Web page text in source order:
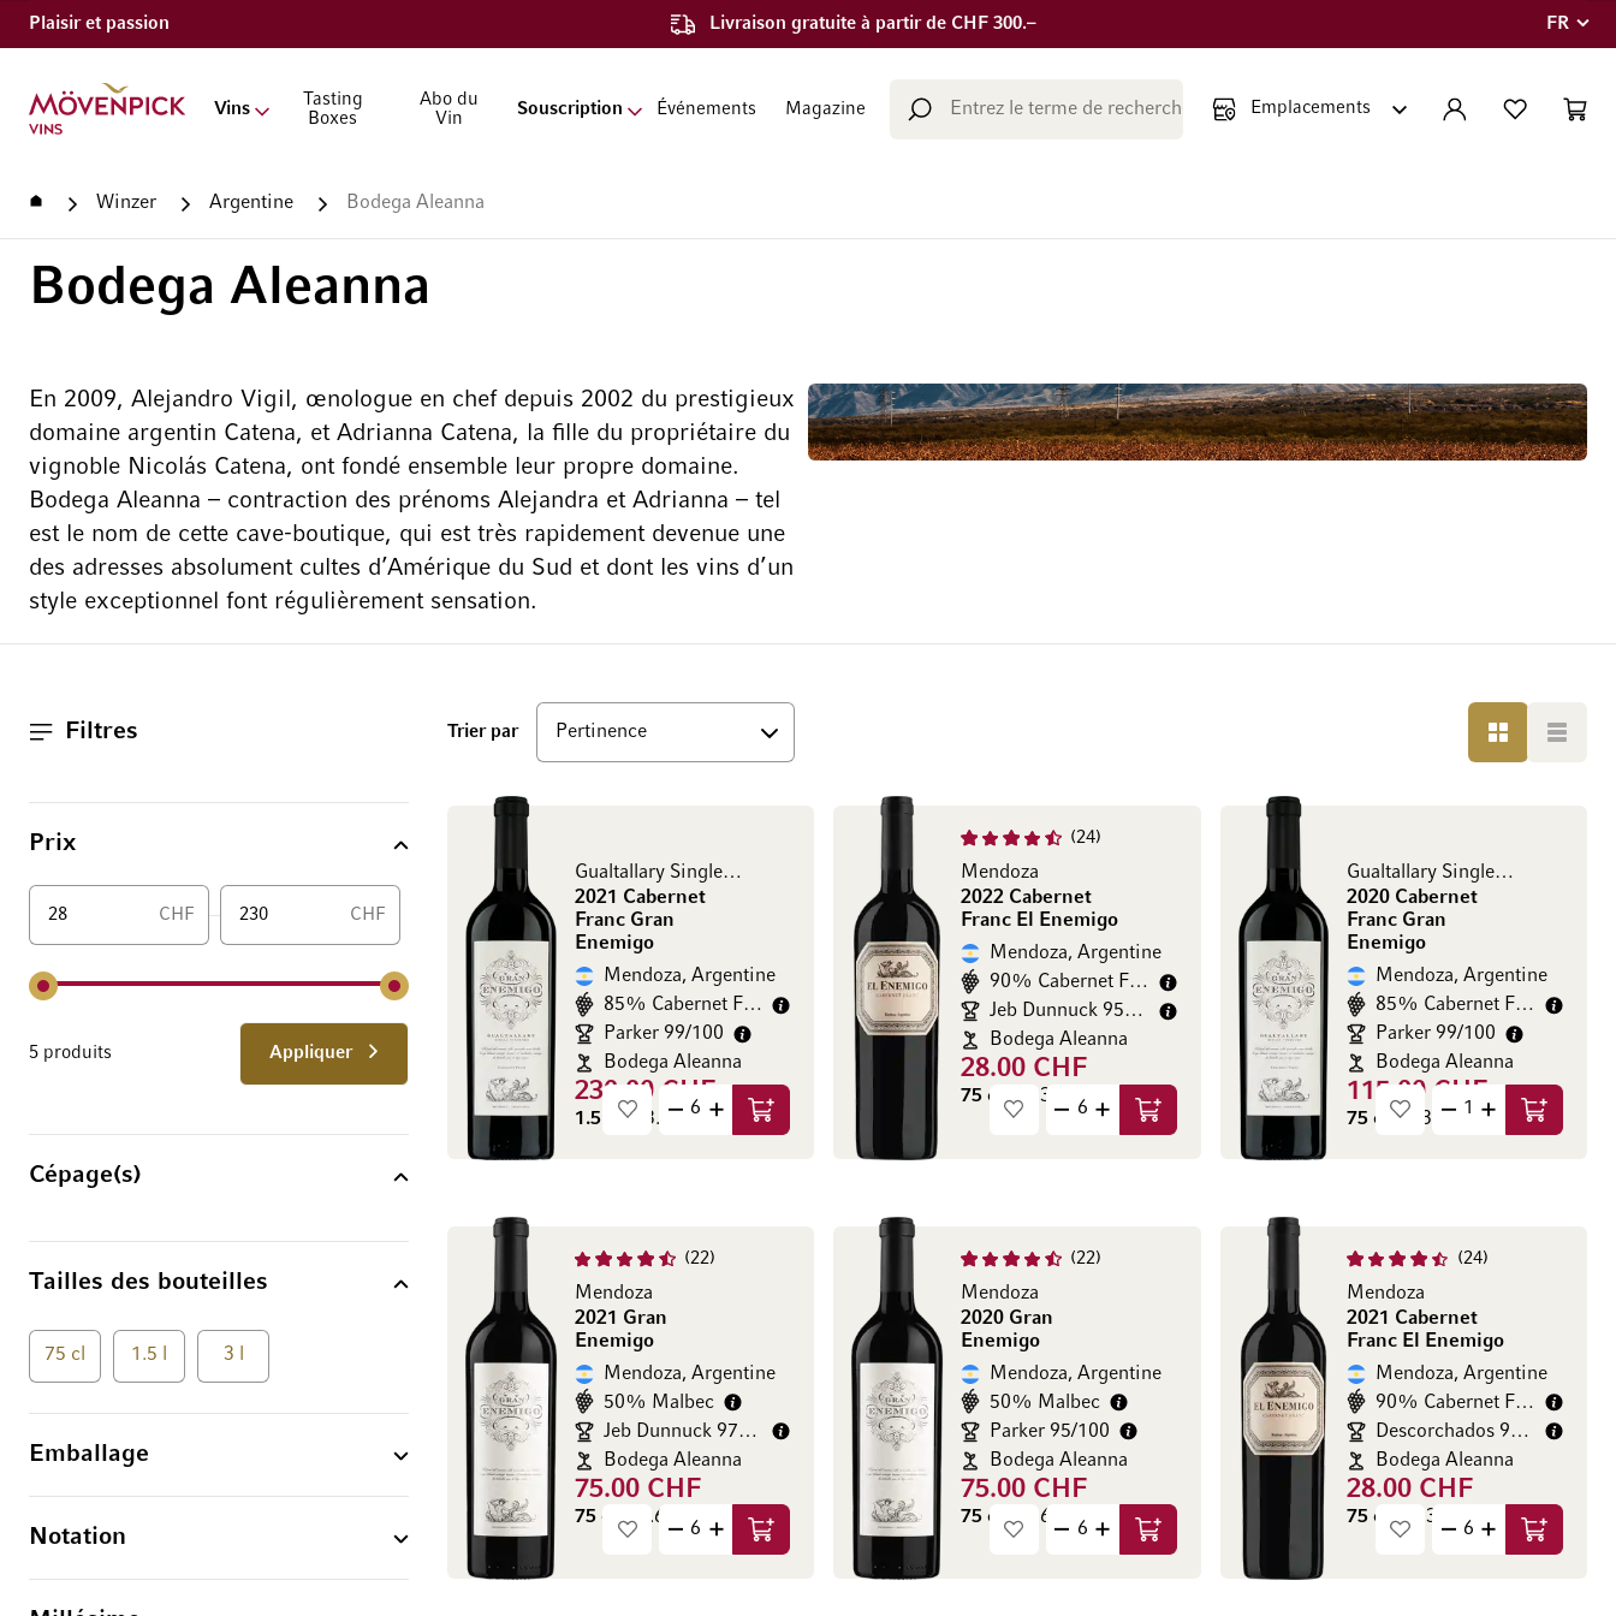
Plaisir et passion Livraison gratuite à partir de CHF 300.–
Langue
FR
Aller à la page d'accueil
Vins
Tasting
Boxes
Abo du
Vin
Souscription Événements Magazine
Chercher COMPTE LISTE
PANIER
Accueil Winzer Argentine Bodega Aleanna
Bodega Aleanna
En 2009, Alejandro Vigil, œnologue en chef depuis 2002 du prestigieux
domaine argentin Catena, et Adrianna Catena, la fille du propriétaire du
vignoble Nicolás Catena, ont fondé ensemble leur propre domaine.
Bodega Aleanna – contraction des prénoms Alejandra et Adrianna – tel
est le nom de cette cave-boutique, qui est très rapidement devenue une
des adresses absolument cultes d’Amérique du Sud et dont les vins d’un
style exceptionnel font régulièrement sensation.
Filtres
Prix
De
CHF CHF
5 produits Appliquer
Cépage(s)
Tailles des bouteilles
75 cl 1.5 l 3 l
Emballage
Notation
Trier parhaut GRILLE LISTE
Gualtallary Single Vineyard - Mendoza
2021 Cabernet
Franc Gran
Enemigo
Mendoza, Argentine
85% Cabernet Franc
Parker 99/100
Bodega Aleanna
230.00 CHF
1.5 l (153.33 CHF / l) Ajouter au panier
24
Mendoza
2022 Cabernet
Franc El Enemigo
Mendoza, Argentine
90% Cabernet Franc
Jeb Dunnuck 95/100
Bodega Aleanna
28.00 CHF
75 cl (37.33 CHF / l)
Ajouter au panier
Gualtallary Single Vineyard - Mendoza
2020 Cabernet
Franc Gran
Enemigo
Mendoza, Argentine
85% Cabernet Franc
Parker 99/100
Bodega Aleanna
115.00 CHF
75 cl (153.33 CHF / l) Ajouter
22
Mendoza
2021 Gran
Enemigo
Mendoza, Argentine
50% Malbec
Jeb Dunnuck 97/100
Bodega Aleanna
75.00 CHF
75 cl (78.67 CHF / l)
Ajouter au panier
22
Mendoza
2020 Gran
Enemigo
Mendoza, Argentine
50% Malbec
Parker 95/100
Bodega Aleanna
75.00 CHF
75 cl (78.67 CHF / l)
Ajouter au panier
24
Mendoza
2021 Cabernet
Franc El Enemigo
Mendoza, Argentine
90% Cabernet Franc
Descorchados 94/100
Bodega Aleanna
28.00 CHF
75 cl (37.33 CHF / l)
Ajouter